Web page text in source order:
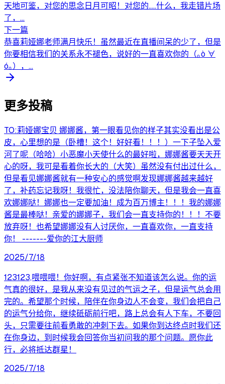
天地可鉴，对您的思念日月可昭！对您的.....什么，我走错片场
了，...
下一篇
恭喜莉娅娜老师满月快乐！虽然最近在直播间呆的少了，但是
你要相信我们的关系永不褪色，说好的一直喜欢你的（｡ò ∀
ó｡），...
更多投稿
TO:莉娅娜宝贝 娜娜酱，第一眼看见你的样子其实没看出是公
皮，心里想的是（卧槽！这个！好好看！！！）一下子坠入爱
河了呢（哈哈）小恶魔小天使什么的最好啦，娜娜酱要天天开
心的呀，我可是看着你长大的（大笑）虽然没有付出过什么，
但是看见娜娜酱就有一种安心的感觉啊发现娜娜酱越来越好
了，补药忘记我呀！我很忙，没法陪你聊天，但是我会一直喜
欢娜娜哒！娜娜也一定要加油！成为百万博主！！！我的娜娜
酱是最棒哒！亲爱的娜娜子，我们会一直支持你的！！！不要
放弃呀！也希望娜娜没有人讨厌你，一直喜欢你，一直支持
你！ -------爱你的江大厨师
2025/7/18
123123,喂喂喂！你好啊，有点紧张不知道该怎么说。你的运
气真的很好，是我从来没有见过的气运之子，但是运气总会用
完的。希望那个时候，陪伴在你身边人不会变，我们会把自己
的运气分给你，继续砥砺前行吧，路上总会有人下车，不要回
头，只需要往前看勇敢的冲刺下去。如果你到达终点时我们还
在你身边，到时候我会回答你当初问我的那个问题。愿你此
行，必将抵达群星！
2025/7/18